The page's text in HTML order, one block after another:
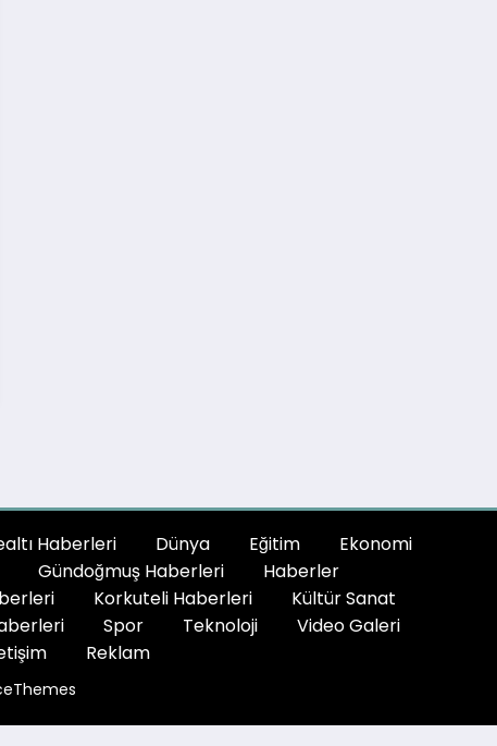
Haberleri Dünya Eğitim
Ekonomi
Gündoğmuş Haberleri
Haberler
Korkuteli Haberleri
Kültür Sanat
Spor Teknoloji
Video Galeri
Reklam